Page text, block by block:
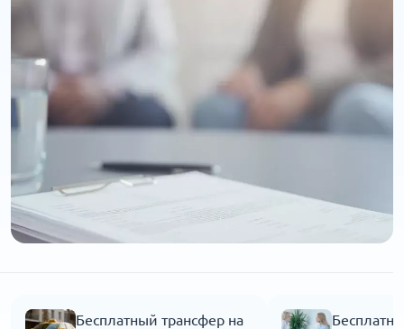
Бесплатный трансфер на